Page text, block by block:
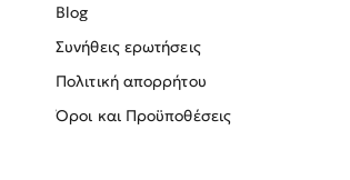
Blog
Συνήθεις ερωτήσεις
Πολιτική απορρήτου
Όροι και Προϋποθέσεις